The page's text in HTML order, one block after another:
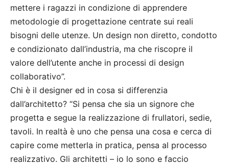
mettere i ragazzi in condizione di apprendere
metodologie di progettazione centrate sui reali
bisogni delle utenze. Un design non diretto, condotto
e condizionato dall’industria, ma che riscopre il
valore dell’utente anche in processi di design
collaborativo”.
Chi è il designer ed in cosa si differenzia
dall’architetto? “Si pensa che sia un signore che
progetta e segue la realizzazione di frullatori, sedie,
tavoli. In realtà è uno che pensa una cosa e cerca di
capire come metterla in pratica, pensa al processo
realizzativo. Gli architetti – io lo sono e faccio